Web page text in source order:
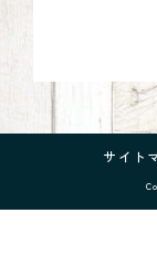
サイト